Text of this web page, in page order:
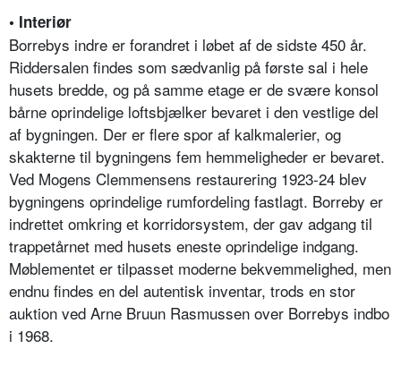
• Interiør
Borrebys indre er forandret i løbet af de sidste 450 år.
Riddersalen findes som sædvanlig på første sal i hele
husets bredde, og på samme etage er de svære konsol
bårne oprindelige loftsbjælker bevaret i den vestlige del
af bygningen. Der er flere spor af kalkmalerier, og
skakterne til bygningens fem hemmeligheder er bevaret.
Ved Mogens Clemmensens restaurering 1923-24 blev
bygningens oprindelige rumfordeling fastlagt. Borreby er
indrettet omkring et korridorsystem, der gav adgang til
trappetårnet med husets eneste oprindelige indgang.
Møblementet er tilpasset moderne bekvemmelighed, men
endnu findes en del autentisk inventar, trods en stor
auktion ved Arne Bruun Rasmussen over Borrebys indbo
i 1968.